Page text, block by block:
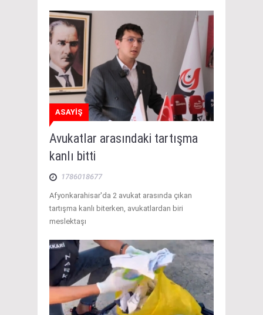
ASAYİŞ
Avukatlar arasındaki tartışma
kanlı bitti
1786018677
Afyonkarahisar'da 2 avukat arasında çıkan
tartışma kanlı biterken, avukatlardan biri
meslektaşı